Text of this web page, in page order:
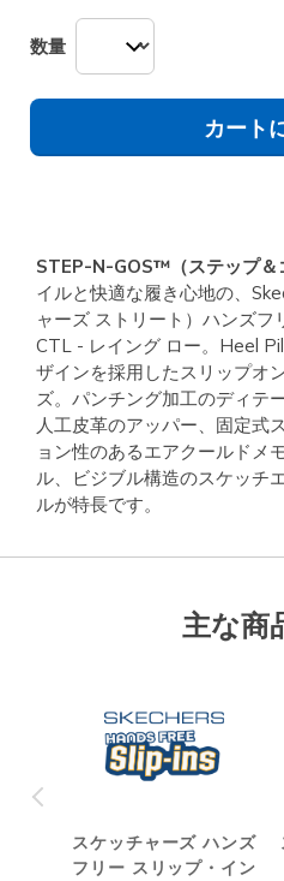
数量
カート
STEP-N-GOS™（ステップ＆
イルと快適な履き心地の、
ャーズ ストリート）ハンズフ
CTL - レイング ロー。Heel
ザインを採用したスリップオ
ズ。パンチング加工のディテ
人工皮革のアッパー、固定式
ョン性のあるエアクールドメ
ル、ビジブル構造のスケッチ
ルが特長です。
主な商
スケッチャーズ ハンズ
フリー スリップ・イン